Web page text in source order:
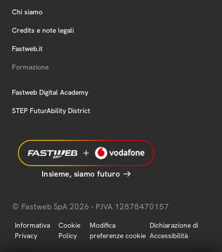
Chi siamo
Credits e note legali
Fastweb.it
Formazione
Fastweb Digital Academy
STEP FuturAbility District
Insieme, siamo futuro
© Fastweb SpA 2026 - P.IVA 12878470157
Informativa
Privacy
Cookie
Policy
Modifica
preferenze cookie
Dichiarazione di
Accessibilità